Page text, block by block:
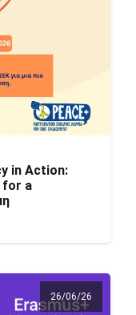
in Action:
for a
26/06/26